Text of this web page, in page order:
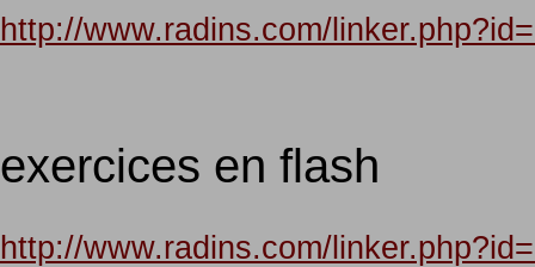
http://www.radins.com/
exercices en flash
http://www.radins.com/